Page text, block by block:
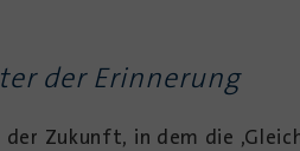
der Erinnerung
Zukunft, in dem die